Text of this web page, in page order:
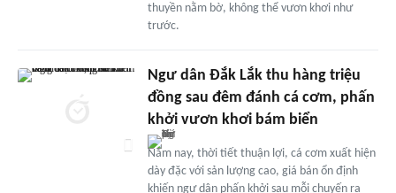
thuyền nằm bờ, không thể vươn khơi như
trước.
Ngư dân Đắk Lắk thu hàng triệu
đồng sau đêm đánh cá cơm, phấn
khởi vươn khơi bám biển
Năm nay, thời tiết thuận lợi, cá cơm xuất hiện
dày đặc với sản lượng cao, giá bán ổn định
khiến ngư dân phấn khởi sau mỗi chuyến ra